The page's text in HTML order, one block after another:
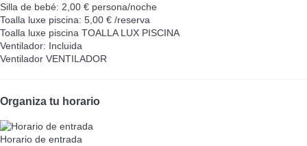
Silla de bebé: 2,00 € persona/noche
Toalla luxe piscina: 5,00 € /reserva
Toalla luxe piscina TOALLA LUX PISCINA
Ventilador: Incluida
Ventilador VENTILADOR
Organiza tu horario
Horario de entrada